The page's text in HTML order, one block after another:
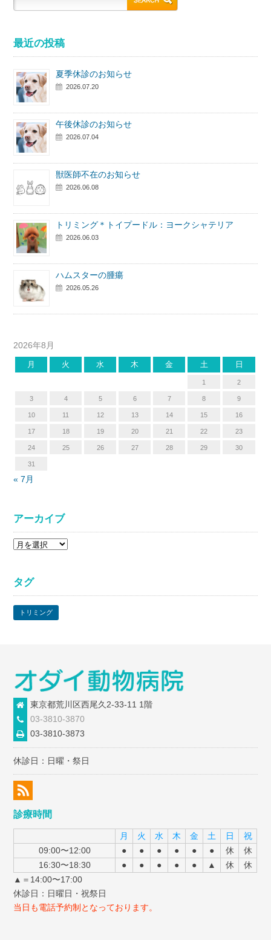
最近の投稿
夏季休診のお知らせ
2026.07.20
午後休診のお知らせ
2026.07.04
獣医師不在のお知らせ
2026.06.08
トリミング＊トイプードル：ヨークシャテリア
2026.06.03
ハムスターの腫瘍
2026.05.26
2026年8月
月 火 水 木 金 土 日
1 2
3 4 5 6 7 8 9
10 11 12 13 14 15 16
17 18 19 20 21 22 23
24 25 26 27 28 29 30
31
« 7月
アーカイブ
ア
イ
タグ
トリミング
東京都荒川区西尾久2-33-11 1階
03-3810-3870
03-3810-3873
休診日：日曜・祭日
診療時間
月 火 水 木 金 土 日
祝
09:00〜12:00
● ● ● ● ● ● 休
休
16:30〜18:30
● ● ● ● ● ▲ 休
休
▲＝14:00〜17:00
休診日：日曜日・祝祭日
当日も電話予約制となっております。